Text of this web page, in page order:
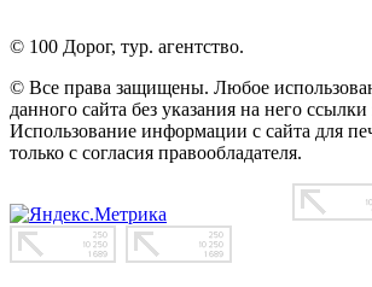
© 100 Дорог, тур. агентство.
© Все права защищены. Любое
данного сайта без указания на него
Использование информации с сайта для
только с согласия правообладателя.